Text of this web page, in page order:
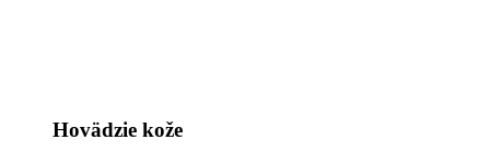
Hovädzie kože